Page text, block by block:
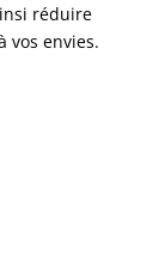
réduire
vos envies.